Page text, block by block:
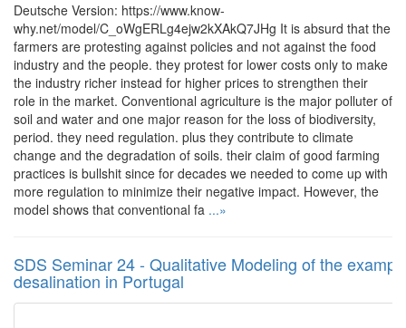
Deutsche Version: https://www.know-
why.net/model/C_oWgERLg4ejw2kXAkQ7JHg It is absurd that the
farmers are protesting against policies and not against the food
industry and the people. they protest for lower costs only to make
the industry richer instead for higher prices to strengthen their
role in the market. Conventional agriculture is the major polluter of
soil and water and one major reason for the loss of biodiversity,
period. they need regulation. plus they contribute to climate
change and the degradation of soils. their claim of good farming
practices is bullshit since for decades we needed to come up with
more regulation to minimize their negative impact. However, the
model shows that conventional fa ...»
SDS Seminar 24 - Qualitative Modeling of the
desalination in Portugal